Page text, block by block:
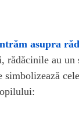
asupra
rădăcinile au un
simbolizează